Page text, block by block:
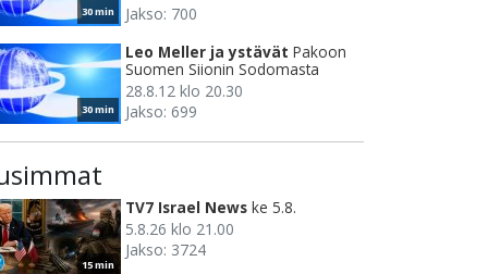
30 min
Jakso: 700
30 min
Leo Meller ja ystävät Pakoon
Suomen Siionin Sodomasta
28.8.12 klo 20.30
Jakso: 699
15 min
TV7 Israel News ke 5.8.
5.8.26 klo 21.00
Jakso: 3724